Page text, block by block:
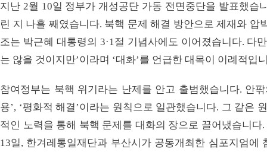
지난 2월 10일 정부가 개성공단 가동 전면중단을 발표했습
린 지 나흘 째였습니다. 북핵 문제 해결 방안으로 제재와 압
조는 박근혜 대통령의 3·1절 기념사에도 이어졌습니다. 다
는 않을 것이지만’이라며 ‘대화’를 언급한 대목이 이례적입
참여정부는 북핵 위기라는 난제를 안고 출범했습니다. 안
용’, ‘평화적 해결’이라는 원칙으로 일관했습니다. 그 같은
적인 노력을 통해 북핵 문제를 대화의 장으로 끌어냈습니다
13일, 한겨레통일재단과 부산시가 공동개최한 심포지엄에